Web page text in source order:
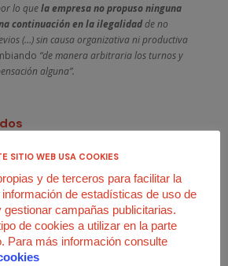
lo quela empresa no propuso ninguna
continuación en la ilegalidadde no
(…) sin causa organizativa ni productiva
“de manera arbitraria los turnos y
alguna”.
de la Terminal 4-Satélite del
Suárez-Madrid Barajasrealizaba
días de trabajo y 2 días libres antes
consecuencia del COVID, las partes
2020 un ERTE de suspensión y
que se mantuvo hasta que un nuevo
del 2022) reguló la turnicidad
SITIO WEB USA COOKIES
y de terceros para facilitar la
de estadísticas de uso de
campañas publicitarias.
de cookies a utilizar en la parte
Para más información consulte